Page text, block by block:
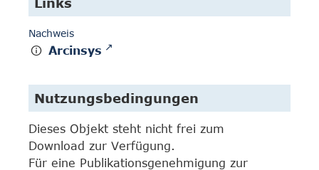
Nachweis
Arcinsys
Nutzungsbedingungen
Dieses Objekt steht nicht frei zum
Download zur Verfügung.
Für eine Publikationsgenehmigung zur